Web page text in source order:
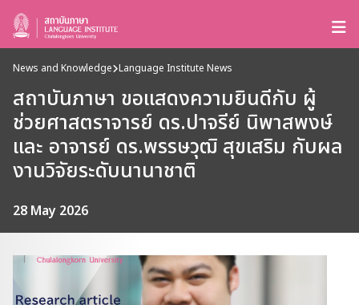
News and Knowledge Language Institute News
สถาบันภาษา ขอแสดงความยินดีกับ ผู้
ช่วยศาสตราจารย์ ดร.ปาจรีย์ นิพาสพงษ์
และ อาจารย์ ดร.พรรษวุฒิ สุขเสริม กับผล
งานวิจัยระดับนานาชาติ
28 May 2026